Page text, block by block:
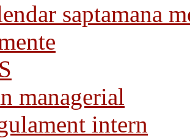
saptamana
managerial
intern